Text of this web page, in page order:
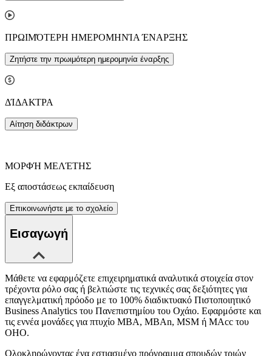
ΠΡΩΙΜΌΤΕΡΗ ΗΜΕΡΟΜΗΝΊΑ ΈΝΑΡΞΗΣ
Ζητήστε την πρωιμότερη ημερομηνία έναρξης
ΔΊΔΑΚΤΡΑ
Αίτηση διδάκτρων
ΜΟΡΦΉ ΜΕΛΈΤΗΣ
Εξ αποστάσεως εκπαίδευση
Επικοινωνήστε με το σχολείο
Εισαγωγή
Μάθετε να εφαρμόζετε επιχειρηματικά αναλυτικά στοιχεία στον
τρέχοντα ρόλο σας ή βελτιώστε τις τεχνικές σας δεξιότητες για
επαγγελματική πρόοδο με το 100% διαδικτυακό Πιστοποιητικό
Business Analytics του Πανεπιστημίου του Οχάιο. Εφαρμόστε και
τις εννέα μονάδες για πτυχίο MBA, MBAn, MSM ή MAcc του
ΟΗΟ.
Ολοκληρώνοντας ένα εστιασμένο πρόγραμμα σπουδών τριών